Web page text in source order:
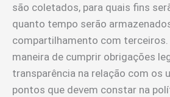
são coletados, para quais fins
quanto tempo serão
compartilhamento com terceiros.
maneira de cumprir obrigações
transparência na relação com os
pontos que devem constar na